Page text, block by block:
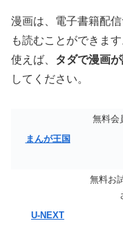
漫画は、電子書籍配
も読むことができま
使えば、 タダで漫画
してください。
まんが王国
無料会
U-NEXT
無料お